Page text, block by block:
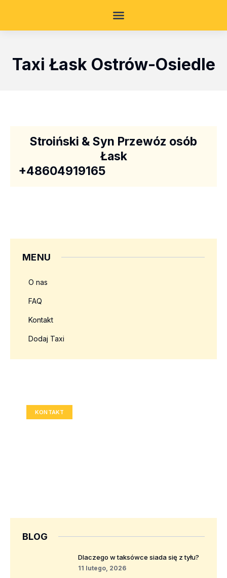
Taxi Łask Ostrów-Osiedle
Stroiński & Syn Przewóz osób
Łask
+48604919165
MENU
O nas
FAQ
Kontakt
Dodaj Taxi
KONTAKT
BLOG
Dlaczego w taksówce siada się z tyłu?
11 lutego, 2026